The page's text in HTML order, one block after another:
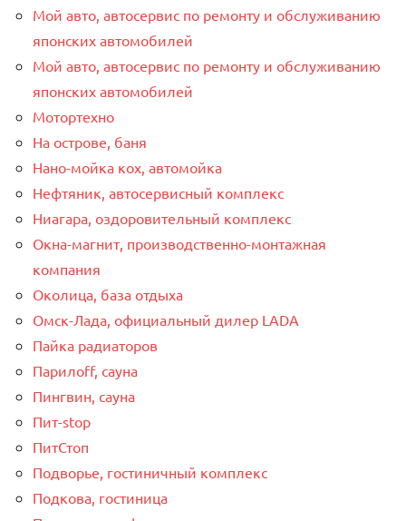
Мой авто, автосервис по ремонту и обслуживанию
японских автомобилей
Мой авто, автосервис по ремонту и обслуживанию
японских автомобилей
Мотортехно
На острове, баня
Нано-мойка кох, автомойка
Нефтяник, автосервисный комплекс
Ниагара, оздоровительный комплекс
Окна-магнит, производственно-монтажная
компания
Околица, база отдыха
Омск-Лада, официальный дилер LADA
Пайка радиаторов
Парилоff, сауна
Пингвин, сауна
Пит-stop
ПитСтоп
Подворье, гостиничный комплекс
Подкова, гостиница